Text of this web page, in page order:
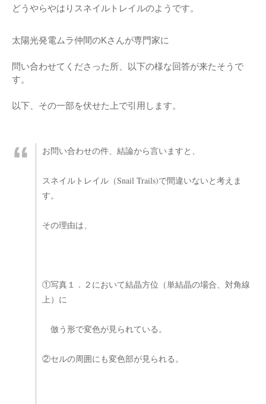
●メンテナンス
●土地探し
どうやらやはりスネイルトレイルのようです。
太陽光発電ムラ仲間のKさんが専門家に
問い合わせてくださった所、以下の様な回答が来たそうで
す。
以下、その一部を伏せた上で引用します。
お問い合わせの件、結論から言いますと、
スネイルトレイル（Snail Trails)で間違いないと考えま
す。
その理由は、
①写真１．２において結晶方位（単結晶の場合、対角線
上）に
倣う形で変色が見られている。
②セルの周囲にも変色部が見られる。